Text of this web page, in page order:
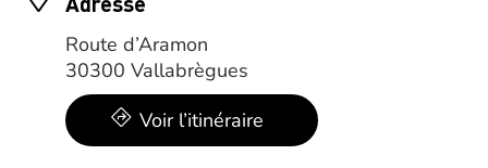
Route d’Aramon
30300 Vallabrègues
Voir l’itinéraire